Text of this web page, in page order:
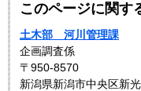
このページに関す
土木部 河川管理課
企画調査係
〒950-8570
新潟県新潟市中央区新